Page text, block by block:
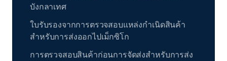
บังกลาเทศ
ใบรับรองจากการตรวจสอบแหล่งกำเนิดสินค้า
สำหรับการส่งออกไปเม็กซิโก
การตรวจสอบสินค้าก่อนการจัดส่งสำหรับการส่ง